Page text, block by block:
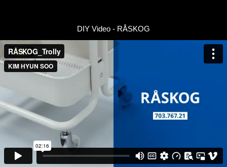
DIY Video - RÅSKOG